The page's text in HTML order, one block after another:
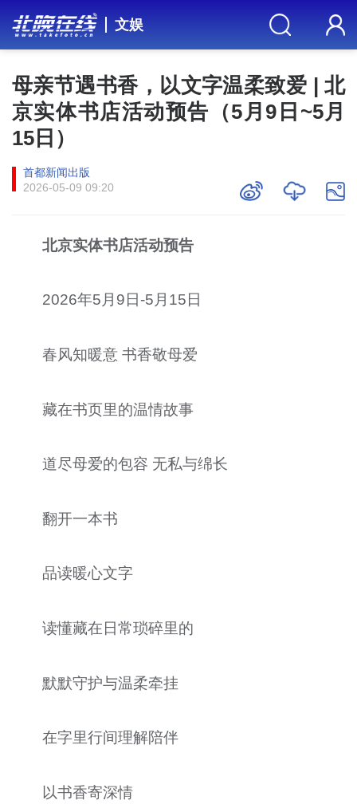
文娱
母亲节遇书香，以文字温柔致爱 | 北
京实体书店活动预告（5月9日~5月
15日）
首都新闻出版
2026-05-09 09:20
北京实体书店活动预告
2026年5月9日-5月15日
春风知暖意 书香敬母爱
藏在书页里的温情故事
道尽母爱的包容 无私与绵长
翻开一本书
品读暖心文字
读懂藏在日常琐碎里的
默默守护与温柔牵挂
在字里行间理解陪伴
以书香寄深情